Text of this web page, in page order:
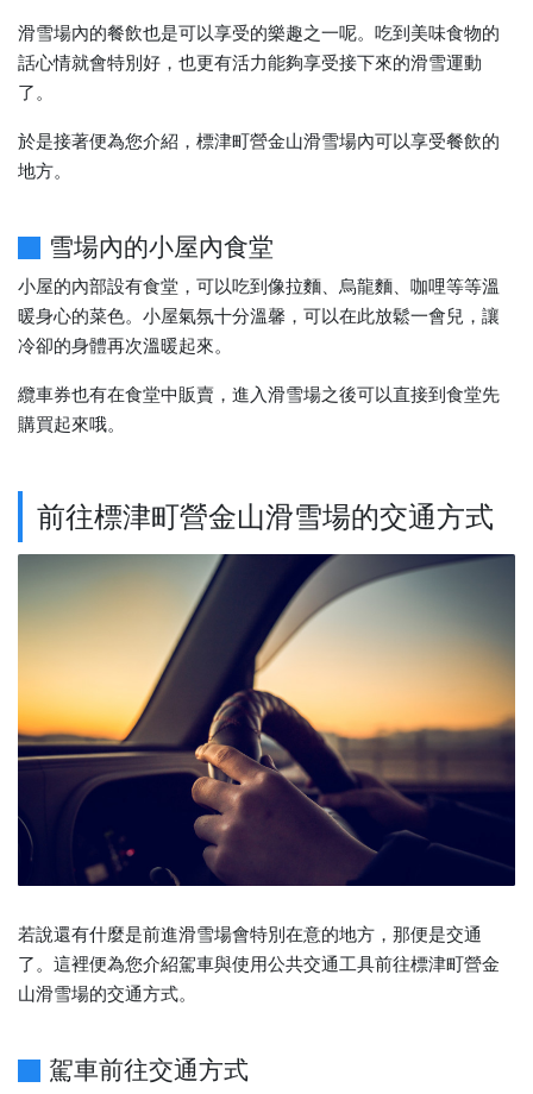
滑雪場內的餐飲也是可以享受的樂趣之一呢。吃到美味食物的
話心情就會特別好，也更有活力能夠享受接下來的滑雪運動
了。
於是接著便為您介紹，標津町營金山滑雪場內可以享受餐飲的
地方。
雪場內的小屋內食堂
小屋的內部設有食堂，可以吃到像拉麵、烏龍麵、咖哩等等溫
暖身心的菜色。小屋氣氛十分溫馨，可以在此放鬆一會兒，讓
冷卻的身體再次溫暖起來。
纜車券也有在食堂中販賣，進入滑雪場之後可以直接到食堂先
購買起來哦。
前往標津町營金山滑雪場的交通方式
若說還有什麼是前進滑雪場會特別在意的地方，那便是交通
了。這裡便為您介紹駕車與使用公共交通工具前往標津町營金
山滑雪場的交通方式。
駕車前往交通方式